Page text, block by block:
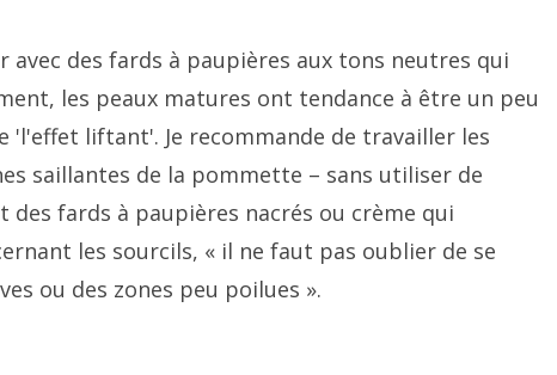
des fards à paupières aux tons neutres qui
les peaux matures ont tendance à être un peu
liftant'. Je recommande de travailler les
saillantes de la pommette – sans utiliser de
fards à paupières nacrés ou crème qui
les sourcils, « il ne faut pas oublier de se
ou des zones peu poilues ».